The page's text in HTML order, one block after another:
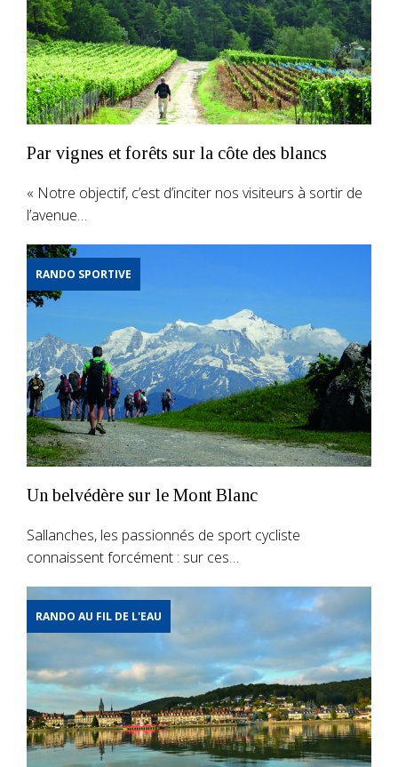
Par vignes et forêts sur la côte des blancs
« Notre objectif, c’est d’inciter nos visiteurs à sortir de
l’avenue…
RANDO SPORTIVE
Un belvédère sur le Mont Blanc
Sallanches, les passionnés de sport cycliste
connaissent forcément : sur ces…
RANDO AU FIL DE L'EAU